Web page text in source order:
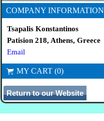
COMPANY INFORMATION
Tsapalis Konstantinos
Patision 218, Athens, Greece
Email
MY CART (0)